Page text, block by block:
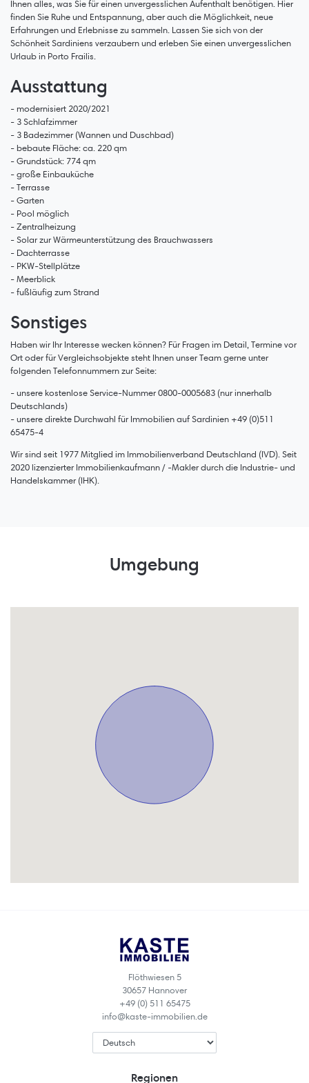
Ihnen alles, was Sie für einen unvergesslichen Aufenthalt benötigen. Hier
finden Sie Ruhe und Entspannung, aber auch die Möglichkeit, neue
Erfahrungen und Erlebnisse zu sammeln. Lassen Sie sich von der
Schönheit Sardiniens verzaubern und erleben Sie einen unvergesslichen
Urlaub in Porto Frailis.
Ausstattung
- modernisiert 2020/2021
- 3 Schlafzimmer
- 3 Badezimmer (Wannen und Duschbad)
- bebaute Fläche: ca. 220 qm
- Grundstück: 774 qm
- große Einbauküche
- Terrasse
- Garten
- Pool möglich
- Zentralheizung
- Solar zur Wärmeunterstützung des Brauchwassers
- Dachterrasse
- PKW-Stellplätze
- Meerblick
- fußläufig zum Strand
Sonstiges
Haben wir Ihr Interesse wecken können? Für Fragen im Detail, Termine vor
Ort oder für Vergleichsobjekte steht Ihnen unser Team gerne unter
folgenden Telefonnummern zur Seite:
- unsere kostenlose Service-Nummer 0800-0005683 (nur innerhalb
Deutschlands)
- unsere direkte Durchwahl für Immobilien auf Sardinien +49 (0)511
65475-4
Wir sind seit 1977 Mitglied im Immobilienverband Deutschland (IVD). Seit
2020 lizenzierter Immobilienkaufmann / -Makler durch die Industrie- und
Handelskammer (IHK).
Umgebung
Flöthwiesen 5
30657 Hannover
+49 (0) 511 65475
info@kaste-immobilien.de
Regionen